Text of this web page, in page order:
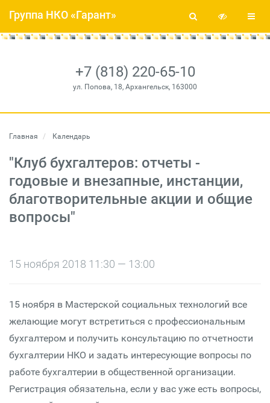
+7 (818) 220-65-10
ул. Попова, 18, Архангельск, 163000
Группа НКО «Гарант»
Главная Календарь
"Клуб бухгалтеров: отчеты -
годовые и внезапные, инстанции,
благотворительные акции и общие
вопросы"
15 ноября 2018 11:30 — 13:00
15 ноября в Мастерской социальных технологий все
желающие могут встретиться с профессиональным
бухгалтером и получить консультацию по отчетности
бухгалтерии НКО и задать интересующие вопросы по
работе бухгалтерии в общественной организации.
Регистрация обязательна, если у вас уже есть вопросы,